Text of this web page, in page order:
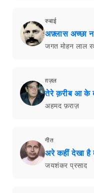
रुबाई
अफ़्लास अच्छा
जगत मोहन लाल
ग़ज़ल
तेरे क़रीब आ के
अहमद फ़राज़
गीत
अरे कहीं देखा है
जयशंकर प्रसाद